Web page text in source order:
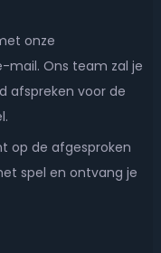
onze
mail. Ons team zal je
afspreken voor de
op de afgesproken
spel en ontvang je